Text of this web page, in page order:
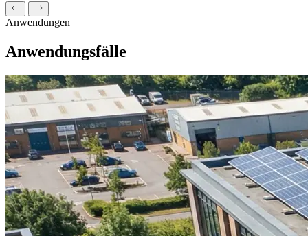
Anwendungen
Anwendungsfälle